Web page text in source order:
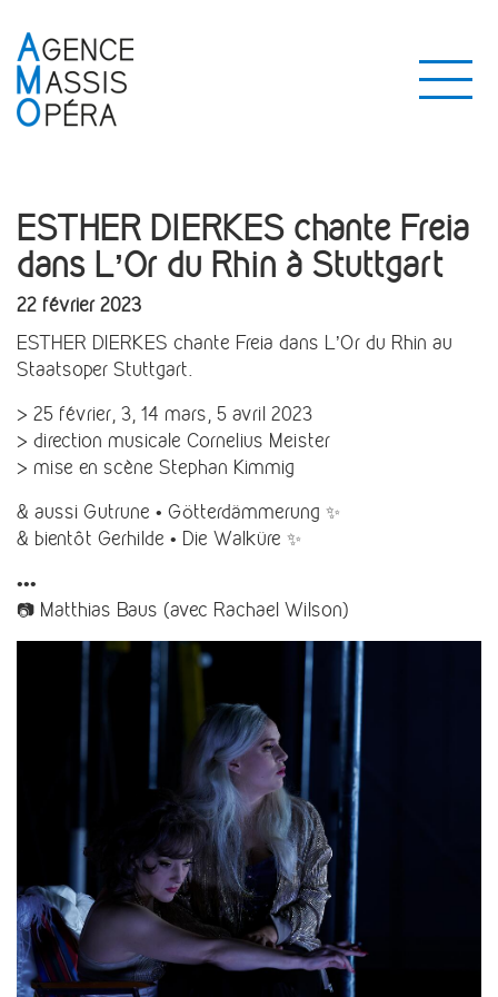
ESTHER DIERKES chante Freia
dans L’Or du Rhin à Stuttgart
22 février 2023
ESTHER DIERKES chante Freia dans L’Or du Rhin au
Staatsoper Stuttgart.
> 25 février, 3, 14 mars, 5 avril 2023
> direction musicale Cornelius Meister
> mise en scène Stephan Kimmig
& aussi Gutrune • Götterdämmerung ✨
& bientôt Gerhilde • Die Walküre ✨
•••
📷 Matthias Baus (avec Rachael Wilson)